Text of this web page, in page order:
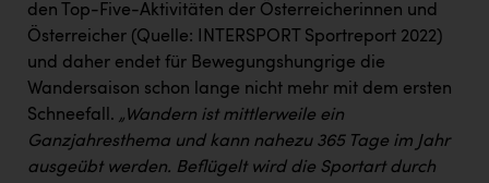
Passage Linz
PÜSPÖK
REMAX
RE/MAX Welcome
den Top-Five-Aktivitäten der Österreicherinnen und
Österreicher (Quelle: INTERSPORT Sportreport 2022)
und daher endet für Bewegungshungrige die
Wandersaison schon lange nicht mehr mit dem ersten
Schneefall. „Wandern ist mittlerweile ein
Ganzjahresthema und kann nahezu 365 Tage im Jahr
ausgeübt werden. Beflügelt wird die Sportart durch